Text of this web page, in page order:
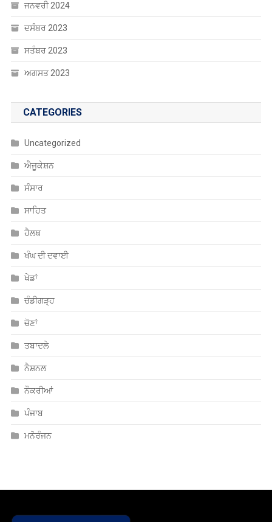
ਜਨਵਰੀ 2024
ਦਸੰਬਰ 2023
ਸਤੰਬਰ 2023
ਅਗਸਤ 2023
CATEGORIES
Uncategorized
ਐਜੂਕੇਸ਼ਨ
ਸੰਸਾਰ
ਸਾਹਿਤ
ਹੈਲਥ
ਖੰਘ ਦੀ ਦਵਾਈ
ਖੇਡਾਂ
ਚੰਡੀਗੜ੍ਹ
ਚੋਣਾਂ
ਤਬਾਦਲੇ
ਨੈਸ਼ਨਲ
ਨੌਕਰੀਆਂ
ਪੰਜਾਬ
ਮਨੋਰੰਜਨ